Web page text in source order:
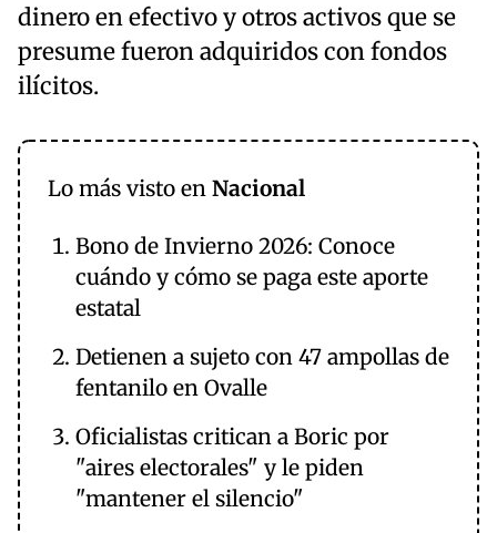
dinero en efectivo y otros activos que se
presume fueron adquiridos con fondos
ilícitos.
Lo más visto en Nacional
Bono de Invierno 2026: Conoce
cuándo y cómo se paga este aporte
estatal
Detienen a sujeto con 47 ampollas de
fentanilo en Ovalle
Oficialistas critican a Boric por
"aires electorales" y le piden
"mantener el silencio"